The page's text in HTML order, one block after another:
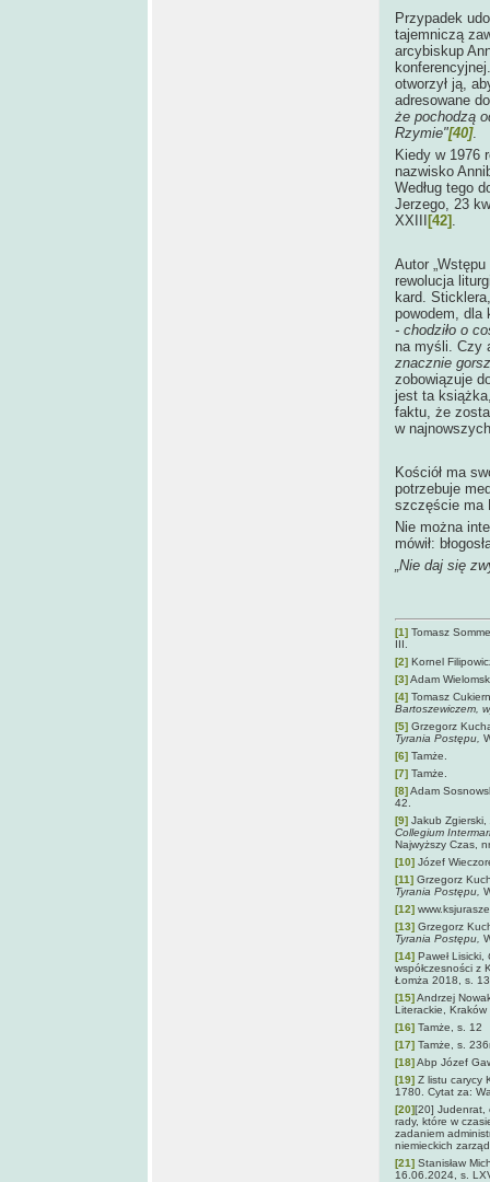
Przypadek
tajemniczą
arcybiskup
otworzył ją,
adresowane
że pochodzą
Rzymie"[40].
Kiedy w 1976
nazwisko
Według tego
Jerzego, 23
XXIII
[42] .
Autor
rewolucja
kard.
powodem, dla
- chodziło o
na myśli. Czy
znacznie
zobowiązuje
jest ta
faktu, że
w
Kościół ma
potrzebuje
szczęście ma
Nie można
mówił:
„Nie daj się
[1] Tomasz
III.
[2] Kornel
[3]Adam
[4] Tomasz
Bartoszewiczem,
[5] Grzegorz
Tyrania Postępu,
[6] Tamże.
[7] Tamże.
[8]Adam
42.
[9] Jakub Zgierski,
Collegium
Najwyższy Czas,
[10] Józef
[11] Grzegorz
Tyrania Postępu,
[12]
[13] Grzegorz
Tyrania Postępu,
[14] Paweł Lisicki,
współczesności z
Łomża 2018, s.
[15]Andrzej
Literackie,
[16] Tamże, s. 12
[17] Tamże, s.
[18]Abp Józef
[19] Z listu carycy
1780. Cytat za:
[20][20] Judenrat,
rady, które w
zadaniem
niemieckich
[21] Stanisław
16.06.2024, s.